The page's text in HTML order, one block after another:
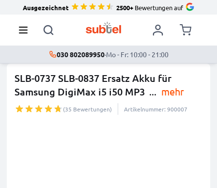
Ausgezeichnet 2500+Bewertungen auf
030 802089950·Mo - Fr: 10:00 - 21:00
SLB-0737 SLB-0837 Ersatz Akku für
Samsung DigiMax i5 i50 MP3 ... mehr
(35 Bewertungen) Artikelnummer: 900007